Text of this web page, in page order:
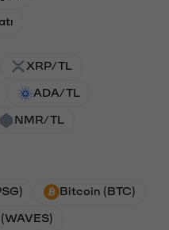
XRP/TL
ADA/TL
NMR/TL
Bitcoin (BTC)